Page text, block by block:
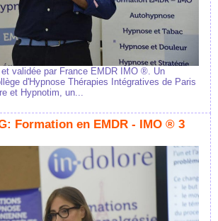
validée par France EMDR IMO ®. Un
d'Hypnose Thérapies Intégratives de Paris
et Hypnotim, un...
Formation en EMDR - IMO ® 3